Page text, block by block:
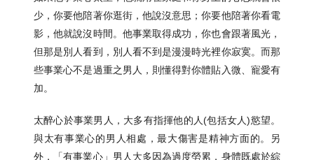
少，你要他陪著你逛街，他說沒意思；你要他陪著你看電
影，他就說沒時間。他事業取得成功，你也會跟著風光，
但那是別人看到，別人看不到是漫漫時光裡你寂寞。而那
些事業心不是過重之男人，則懂得對你體貼入微、寵愛有
加。
太醉心於事業男人，大多有指揮他的人(包括女人)慾望。
與太有事業心的男人相處，最大傷害是精神方面的。另
外，「有事業心」男人大多因為過度勞累，身體既處於綜